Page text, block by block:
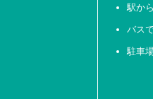
駅か
バス
駐車